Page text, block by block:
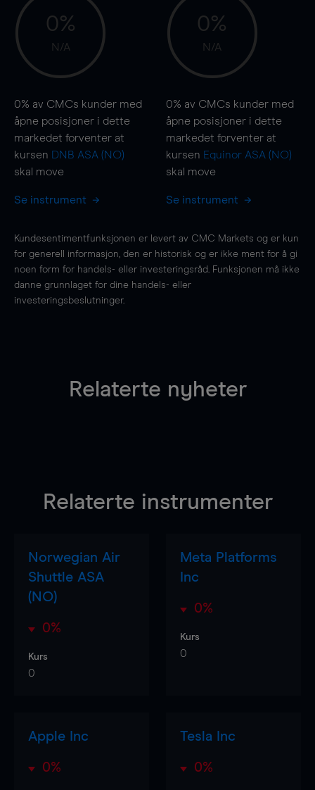
0%
N/A
0% av CMCs kunder med
åpne posisjoner i dette
markedet forventer at
kursen DNB ASA (NO)
skal move
Se instrument
0%
N/A
0% av CMCs kunder med
åpne posisjoner i dette
markedet forventer at
kursen Equinor ASA (NO)
skal move
Se instrument
Kundesentimentfunksjonen er levert av CMC Markets og er kun
for generell informasjon, den er historisk og er ikke ment for å gi
noen form for handels- eller investeringsråd. Funksjonen må ikke
danne grunnlaget for dine handels- eller
investeringsbeslutninger.
Relaterte nyheter
Relaterte instrumenter
Norwegian Air
Shuttle ASA
(NO)
0%
Kurs
0
Meta Platforms
Inc
0%
Kurs
0
Apple Inc
0%
Tesla Inc
0%